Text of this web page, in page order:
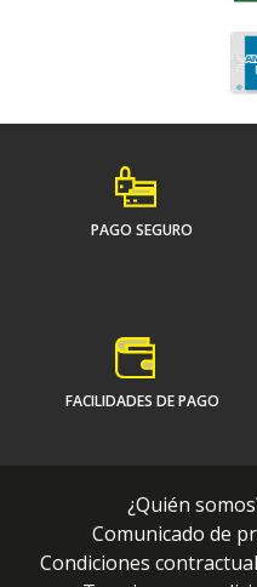
PAGO SEGURO
FACILIDADES DE PAGO
¿Quién
Comunicado de
Condiciones